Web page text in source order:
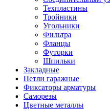
Техпластины
Тройники
Угольники
Фильтра
Фланцы
Футорки
Шпильки
Закладные
Петли гаражные
Фиксаторы арматуры
Саморезы
Цветные металлы